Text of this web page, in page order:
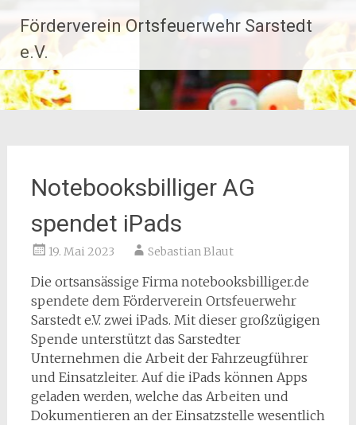
Inhalt
springen
Förderverein Ortsfeuerwehr Sarstedt
e.V.
Notebooksbilliger AG
spendet iPads
19. Mai 2023 Sebastian Blaut
Die ortsansässige Firma notebooksbilliger.de
spendete dem Förderverein Ortsfeuerwehr
Sarstedt e.V. zwei iPads. Mit dieser großzügigen
Spende unterstützt das Sarstedter
Unternehmen die Arbeit der Fahrzeugführer
und Einsatzleiter. Auf die iPads können Apps
geladen werden, welche das Arbeiten und
Dokumentieren an der Einsatzstelle wesentlich